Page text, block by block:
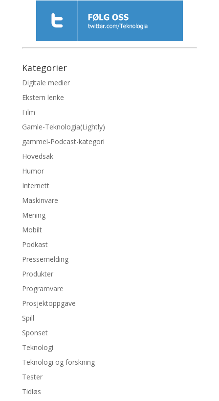
Kategorier
Digitale medier
Ekstern lenke
Film
Gamle-Teknologia(Lightly)
gammel-Podcast-kategori
Hovedsak
Humor
Internett
Maskinvare
Mening
Mobilt
Podkast
Pressemelding
Produkter
Programvare
Prosjektoppgave
Spill
Sponset
Teknologi
Teknologi og forskning
Tester
Tidløs